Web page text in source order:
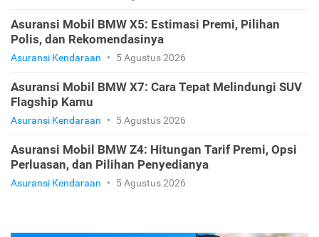
Asuransi Mobil BMW X5: Estimasi Premi, Pilihan
Polis, dan Rekomendasinya
Asuransi Kendaraan • 5 Agustus 2026
Asuransi Mobil BMW X7: Cara Tepat Melindungi SUV
Flagship Kamu
Asuransi Kendaraan • 5 Agustus 2026
Asuransi Mobil BMW Z4: Hitungan Tarif Premi, Opsi
Perluasan, dan Pilihan Penyedianya
Asuransi Kendaraan • 5 Agustus 2026